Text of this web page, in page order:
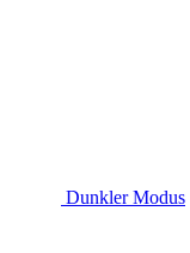
Dunkler Modus